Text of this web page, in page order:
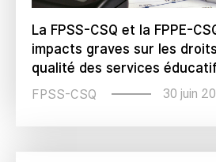
La FPSS-CSQ et la FPPE-
impacts graves sur les
qualité des services
FPSS-CSQ 30 juin